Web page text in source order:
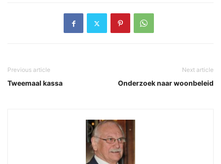
Previous article
Tweemaal kassa
Next article
Onderzoek naar woonbeleid